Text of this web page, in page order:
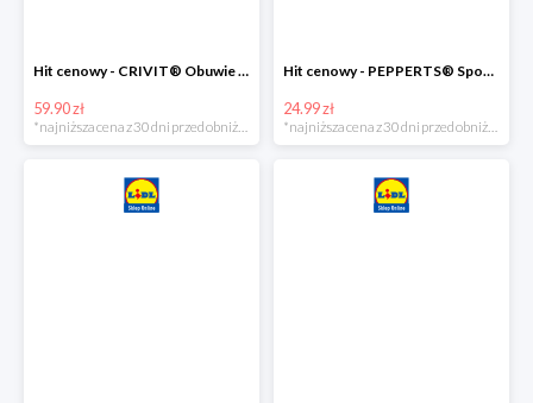
Hit cenowy - CRIVIT® Obuwie dziewczęce sportowe i na co dzień, 1 para
59.90 zł
Hit cenowy - PEPPERTS® Spodnie dresowe dziewczęce, 1 para
24.99 zł